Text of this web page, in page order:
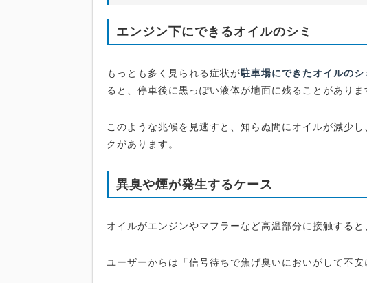
エンジン下にできるオイルのシミ
もっとも多く見られる症状が駐車場にできたオイルのシ
ると、停車後に黒っぽい液体が地面に残ることがありま
このような兆候を見逃すと、知らぬ間にオイルが減少
クがあります。
異臭や煙が発生するケース
オイルがエンジンやマフラーなど高温部分に接触する
ユーザーからは「信号待ちで焦げ臭いにおいがして不安